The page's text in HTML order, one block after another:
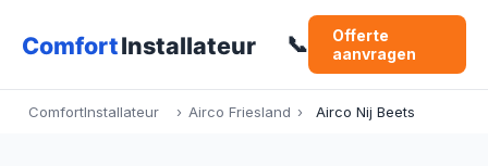
📞
Offerte
aanvragen
ComfortInstallateur › Airco Friesland › Airco Nij Beets